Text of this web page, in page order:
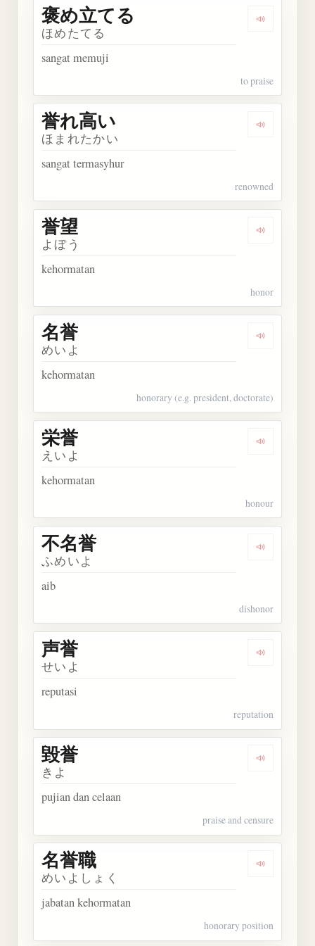
Dengarkan
褒め立てる
ほめたてる
sangat memuji
to praise
Dengarkan
誉れ高い
ほまれたかい
sangat termasyhur
renowned
Dengarkan
誉望
よぼう
kehormatan
honor
Dengarkan
名誉
めいよ
kehormatan
honorary (e.g. president, doctorate)
Dengarkan
栄誉
えいよ
kehormatan
honour
Dengarkan
不名誉
ふめいよ
aib
dishonor
Dengarkan
声誉
せいよ
reputasi
reputation
Dengarkan
毀誉
きよ
pujian dan celaan
praise and censure
Dengarkan
名誉職
めいよしょく
jabatan kehormatan
honorary position